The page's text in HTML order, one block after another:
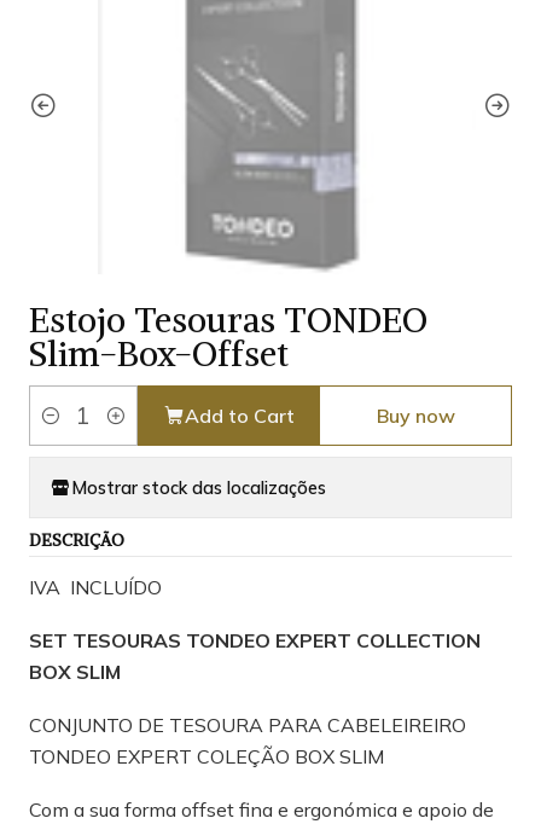
Estojo Tesouras TONDEO
Slim-Box-Offset
Quantity
Add to Cart Buy now
Mostrar stock das localizações
DESCRIÇÃO
IVA INCLUÍDO
SET TESOURAS TONDEO EXPERT COLLECTION
BOX SLIM
CONJUNTO DE TESOURA PARA CABELEIREIRO
TONDEO EXPERT COLEÇÃO BOX SLIM
Com a sua forma offset fina e ergonómica e apoio de